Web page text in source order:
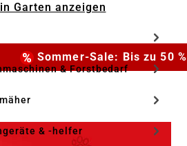
Garten anzeigen
& Forstbedarf
& -helfer
Sommer-Sale: Bis zu 50